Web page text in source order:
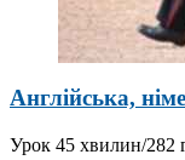
Англійська,
Урок 45 хвилин/282